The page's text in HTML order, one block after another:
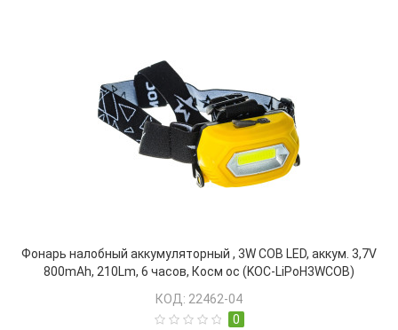
Фонарь налобный аккумуляторный , 3W COB LED, аккум. 3,7V
800mAh, 210Lm, 6 часов, Косм ос (KOC-LiPoH3WCOB)
КОД: 22462-04
0